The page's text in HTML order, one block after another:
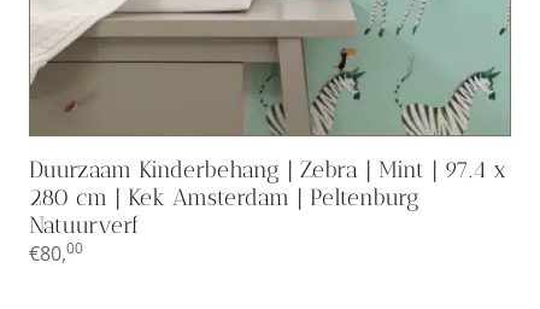
Duurzaam Kinderbehang | Zebra | Mint | 97.4 x
280 cm | Kek Amsterdam | Peltenburg
Natuurverf
€80,00